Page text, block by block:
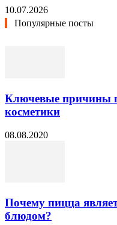
10.07.2026
Популярные посты
Ключевые причины
косметики
08.08.2020
Почему пицца
блюдом?